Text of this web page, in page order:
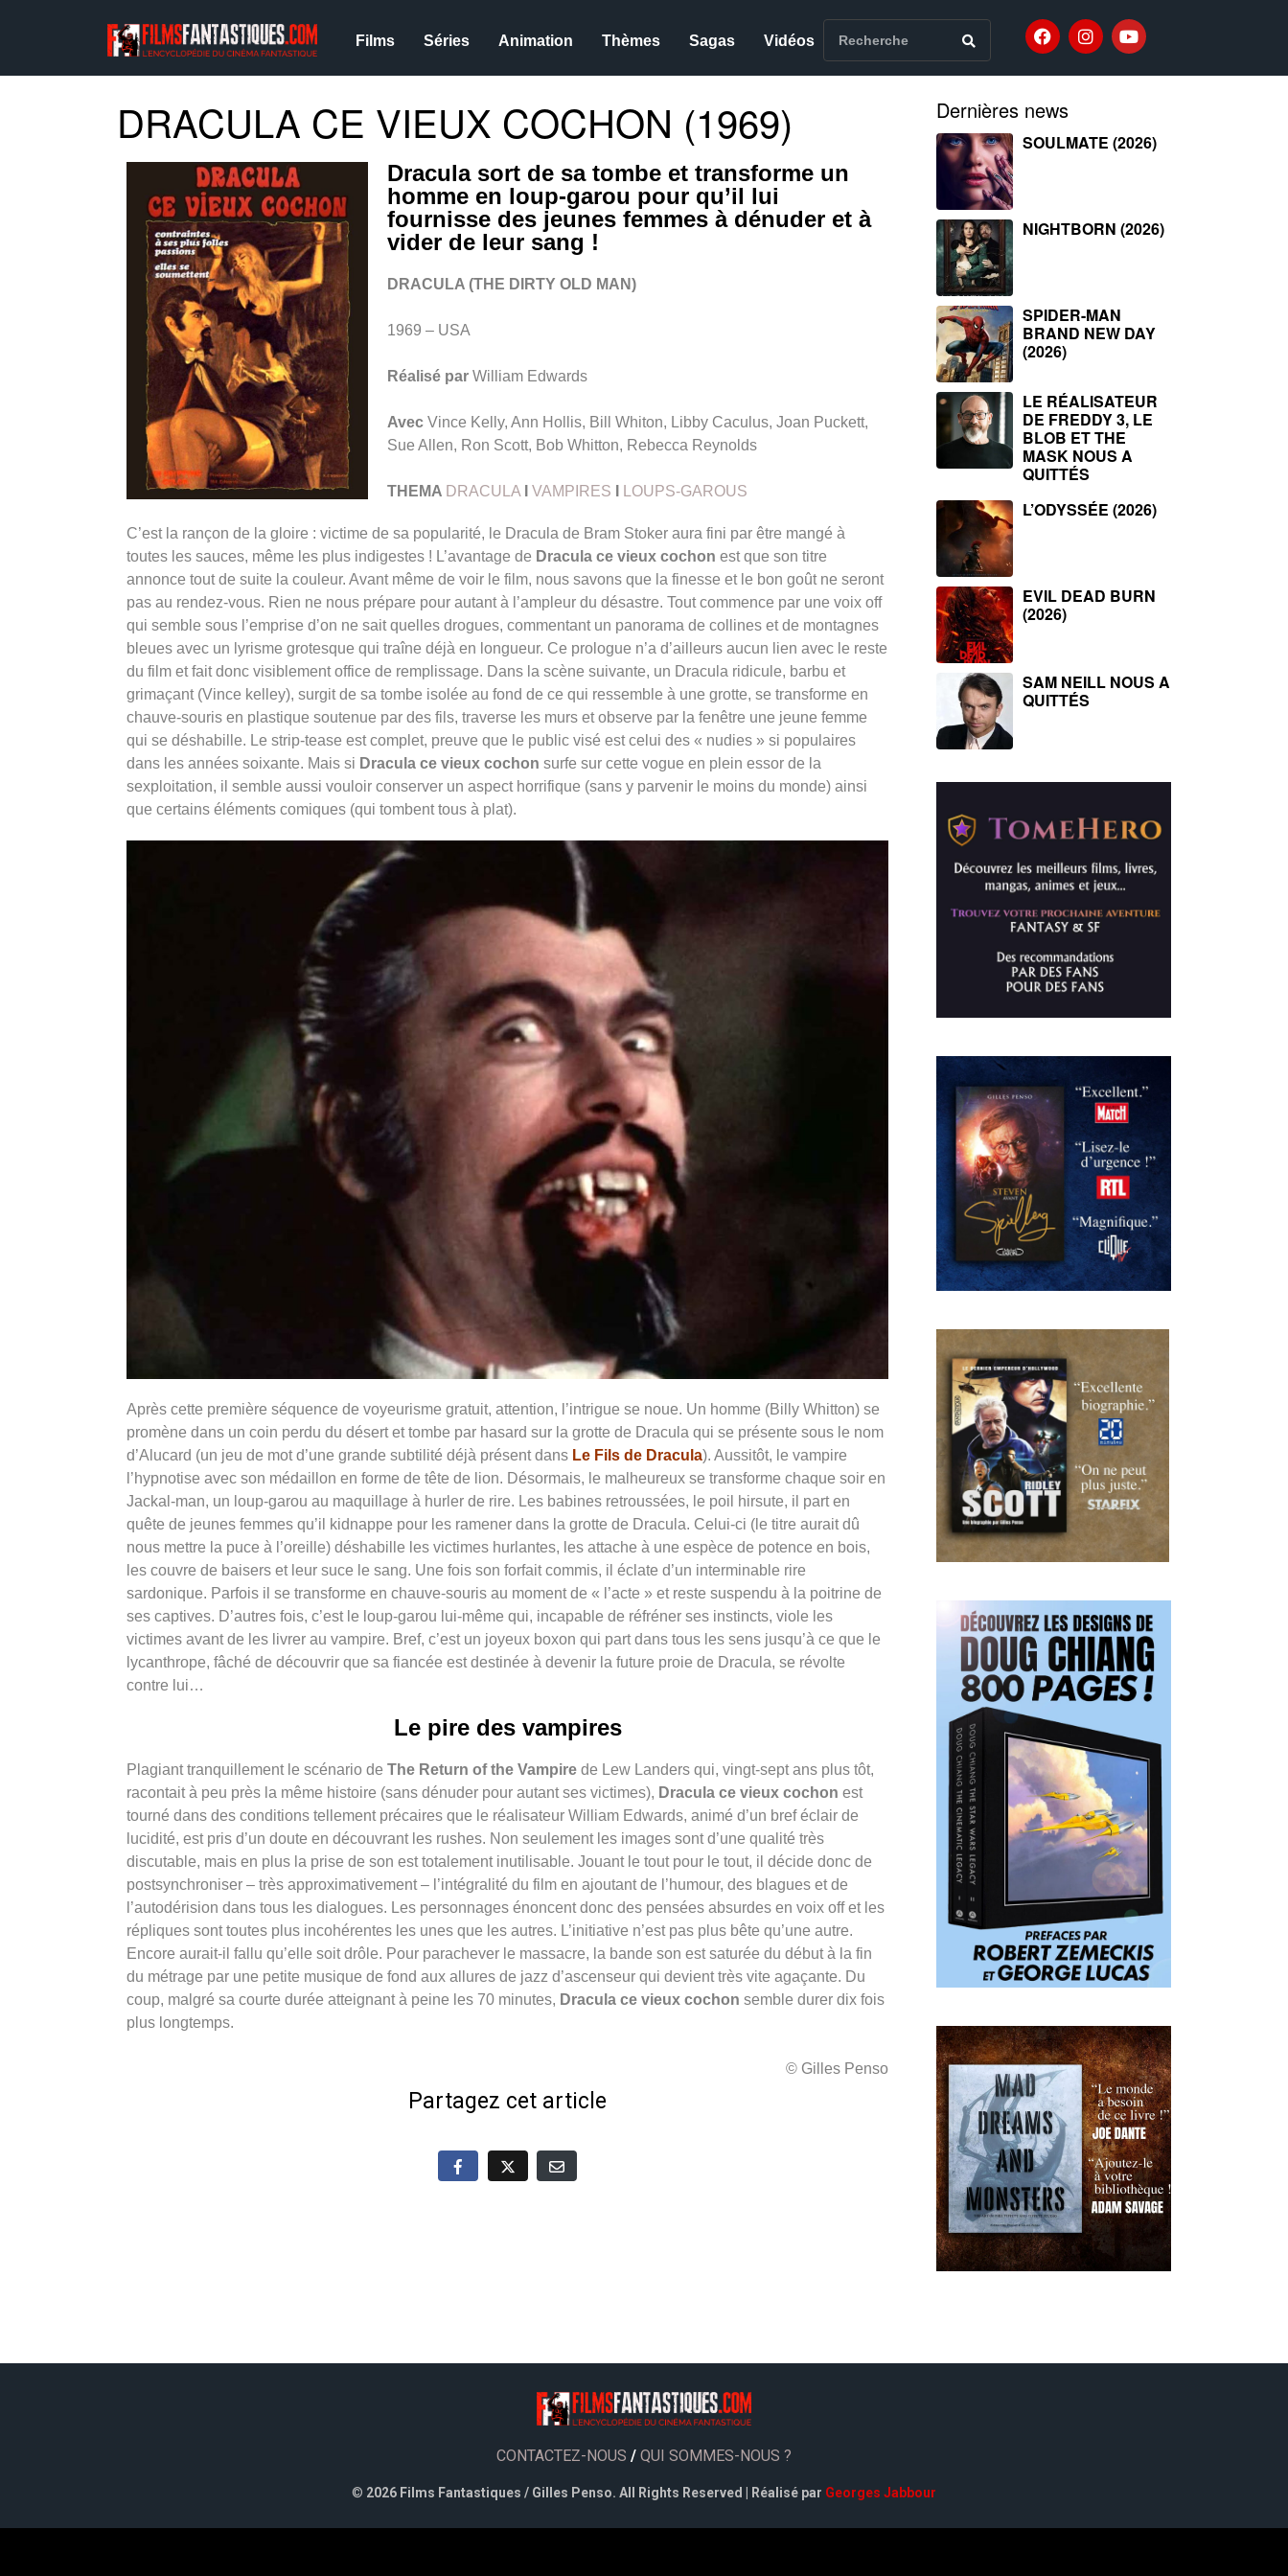
Films Séries Animation Thèmes Sagas Vidéos
DRACULA CE VIEUX COCHON (1969)
Dracula sort de sa tombe et transforme un
homme en loup-garou pour qu’il lui
fournisse des jeunes femmes à dénuder et à
vider de leur sang !
DRACULA (THE DIRTY OLD MAN)
1969 – USA
Réalisé par William Edwards
Avec Vince Kelly, Ann Hollis, Bill Whiton, Libby Caculus, Joan Puckett,
Sue Allen, Ron Scott, Bob Whitton, Rebecca Reynolds
THEMA DRACULA VAMPIRES LOUPS-GAROUS
C’est la rançon de la gloire : victime de sa popularité, le Dracula de Bram Stoker aura fini par être mangé à
toutes les sauces, même les plus indigestes ! L’avantage de Dracula ce vieux cochon est que son titre
annonce tout de suite la couleur. Avant même de voir le film, nous savons que la finesse et le bon goût ne seront
pas au rendez-vous. Rien ne nous prépare pour autant à l’ampleur du désastre. Tout commence par une voix off
qui semble sous l’emprise d’on ne sait quelles drogues, commentant un panorama de collines et de montagnes
bleues avec un lyrisme grotesque qui traîne déjà en longueur. Ce prologue n’a d’ailleurs aucun lien avec le reste
du film et fait donc visiblement office de remplissage. Dans la scène suivante, un Dracula ridicule, barbu et
grimaçant (Vince kelley), surgit de sa tombe isolée au fond de ce qui ressemble à une grotte, se transforme en
chauve-souris en plastique soutenue par des fils, traverse les murs et observe par la fenêtre une jeune femme
qui se déshabille. Le strip-tease est complet, preuve que le public visé est celui des « nudies » si populaires
dans les années soixante. Mais si Dracula ce vieux cochon surfe sur cette vogue en plein essor de la
sexploitation, il semble aussi vouloir conserver un aspect horrifique (sans y parvenir le moins du monde) ainsi
que certains éléments comiques (qui tombent tous à plat).
Après cette première séquence de voyeurisme gratuit, attention, l’intrigue se noue. Un homme (Billy Whitton) se
promène dans un coin perdu du désert et tombe par hasard sur la grotte de Dracula qui se présente sous le nom
d’Alucard (un jeu de mot d’une grande subtilité déjà présent dans Le Fils de Dracula). Aussitôt, le vampire
l’hypnotise avec son médaillon en forme de tête de lion. Désormais, le malheureux se transforme chaque soir en
Jackal-man, un loup-garou au maquillage à hurler de rire. Les babines retroussées, le poil hirsute, il part en
quête de jeunes femmes qu’il kidnappe pour les ramener dans la grotte de Dracula. Celui-ci (le titre aurait dû
nous mettre la puce à l’oreille) déshabille les victimes hurlantes, les attache à une espèce de potence en bois,
les couvre de baisers et leur suce le sang. Une fois son forfait commis, il éclate d’un interminable rire
sardonique. Parfois il se transforme en chauve-souris au moment de « l’acte » et reste suspendu à la poitrine de
ses captives. D’autres fois, c’est le loup-garou lui-même qui, incapable de réfréner ses instincts, viole les
victimes avant de les livrer au vampire. Bref, c’est un joyeux boxon qui part dans tous les sens jusqu’à ce que le
lycanthrope, fâché de découvrir que sa fiancée est destinée à devenir la future proie de Dracula, se révolte
contre lui…
Le pire des vampires
Plagiant tranquillement le scénario de The Return of the Vampire de Lew Landers qui, vingt-sept ans plus tôt,
racontait à peu près la même histoire (sans dénuder pour autant ses victimes), Dracula ce vieux cochon est
tourné dans des conditions tellement précaires que le réalisateur William Edwards, animé d’un bref éclair de
lucidité, est pris d’un doute en découvrant les rushes. Non seulement les images sont d’une qualité très
discutable, mais en plus la prise de son est totalement inutilisable. Jouant le tout pour le tout, il décide donc de
postsynchroniser – très approximativement – l’intégralité du film en ajoutant de l’humour, des blagues et de
l’autodérision dans tous les dialogues. Les personnages énoncent donc des pensées absurdes en voix off et les
répliques sont toutes plus incohérentes les unes que les autres. L’initiative n’est pas plus bête qu’une autre.
Encore aurait-il fallu qu’elle soit drôle. Pour parachever le massacre, la bande son est saturée du début à la fin
du métrage par une petite musique de fond aux allures de jazz d’ascenseur qui devient très vite agaçante. Du
coup, malgré sa courte durée atteignant à peine les 70 minutes, Dracula ce vieux cochon semble durer dix fois
plus longtemps.
© Gilles Penso
Partagez cet article
Dernières news
SOULMATE (2026)
NIGHTBORN (2026)
SPIDER-MAN
BRAND NEW DAY
(2026)
LE RÉALISATEUR
DE FREDDY 3, LE
BLOB ET THE
MASK NOUS A
QUITTÉS
L’ODYSSÉE (2026)
EVIL DEAD BURN
(2026)
SAM NEILL NOUS A
QUITTÉS
CONTACTEZ-NOUS / QUI SOMMES-NOUS ?
© 2026 Films Fantastiques / Gilles Penso. All Rights Reserved | Réalisé par Georges Jabbour